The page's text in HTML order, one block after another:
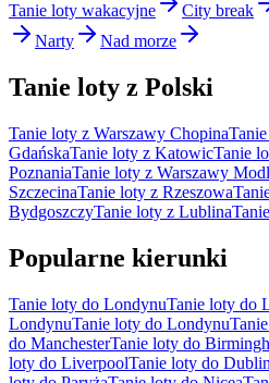
Tanie loty wakacyjne City break
Narty
Nad morze
Tanie loty z Polski
Tanie loty z Warszawy Chopina
GdańskaTanie loty z KatowicTanie
PoznaniaTanie loty z Warszawy
SzczecinaTanie loty z Rzeszowa
BydgoszczyTanie loty z Lublina
Popularne kierunki
Tanie loty do LondynuTanie loty do
LondynuTanie loty do Londynu
do ManchesterTanie loty do
loty do LiverpoolTanie loty do